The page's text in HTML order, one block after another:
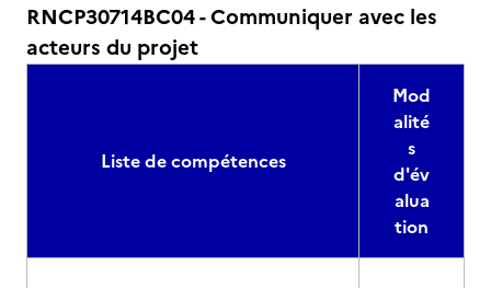
RNCP30714BC04 - Communiquer avec les
acteurs du projet
Liste de compétences
Mod
alité
s
d'év
alua
tion